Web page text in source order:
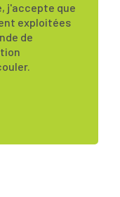
j'accepte que
exploitées
de